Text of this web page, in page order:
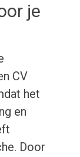
je
CV
het
en
Door